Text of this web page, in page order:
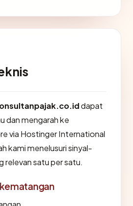
dapat
dan mengarah ke
via Hostinger International
kami menelusuri sinyal-
relevan satu per satu.